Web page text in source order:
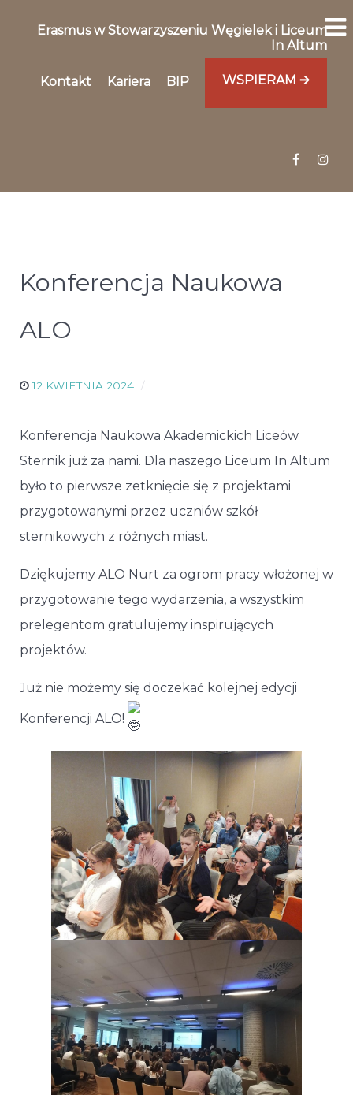
Erasmus w Stowarzyszeniu Węgielek i Liceum
In Altum
Kontakt Kariera BIP WSPIERAM 🡪
Konferencja Naukowa
ALO
12 KWIETNIA 2024
Konferencja Naukowa Akademickich Liceów
Sternik już za nami. Dla naszego Liceum In Altum
było to pierwsze zetknięcie się z projektami
przygotowanymi przez uczniów szkół
sternikowych z różnych miast.
Dziękujemy ALO Nurt za ogrom pracy włożonej w
przygotowanie tego wydarzenia, a wszystkim
prelegentom gratulujemy inspirujących
projektów.
Już nie możemy się doczekać kolejnej edycji
Konferencji ALO!